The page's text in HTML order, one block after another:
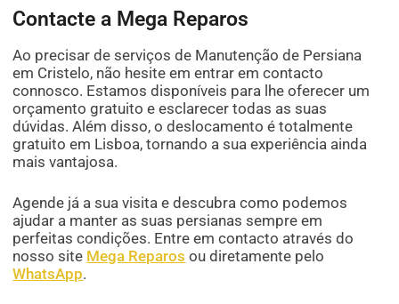
Contacte a Mega Reparos
Ao precisar de serviços de Manutenção de Persiana
em Cristelo, não hesite em entrar em contacto
connosco. Estamos disponíveis para lhe oferecer um
orçamento gratuito e esclarecer todas as suas
dúvidas. Além disso, o deslocamento é totalmente
gratuito em Lisboa, tornando a sua experiência ainda
mais vantajosa.
Agende já a sua visita e descubra como podemos
ajudar a manter as suas persianas sempre em
perfeitas condições. Entre em contacto através do
nosso site Mega Reparos ou diretamente pelo
WhatsApp.